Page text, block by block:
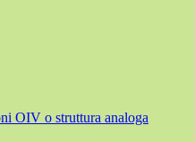
OIV o struttura analoga